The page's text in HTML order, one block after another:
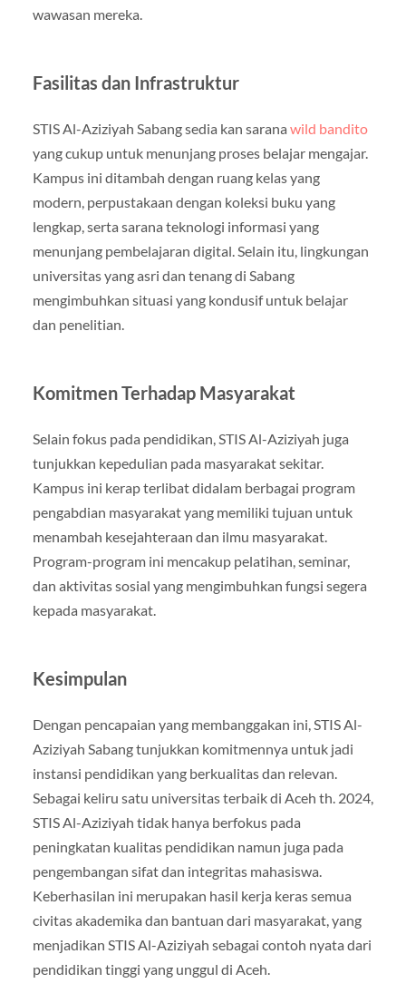
wawasan mereka.
Fasilitas dan Infrastruktur
STIS Al-Aziziyah Sabang sedia kan sarana wild bandito
yang cukup untuk menunjang proses belajar mengajar.
Kampus ini ditambah dengan ruang kelas yang
modern, perpustakaan dengan koleksi buku yang
lengkap, serta sarana teknologi informasi yang
menunjang pembelajaran digital. Selain itu, lingkungan
universitas yang asri dan tenang di Sabang
mengimbuhkan situasi yang kondusif untuk belajar
dan penelitian.
Komitmen Terhadap Masyarakat
Selain fokus pada pendidikan, STIS Al-Aziziyah juga
tunjukkan kepedulian pada masyarakat sekitar.
Kampus ini kerap terlibat didalam berbagai program
pengabdian masyarakat yang memiliki tujuan untuk
menambah kesejahteraan dan ilmu masyarakat.
Program-program ini mencakup pelatihan, seminar,
dan aktivitas sosial yang mengimbuhkan fungsi segera
kepada masyarakat.
Kesimpulan
Dengan pencapaian yang membanggakan ini, STIS Al-
Aziziyah Sabang tunjukkan komitmennya untuk jadi
instansi pendidikan yang berkualitas dan relevan.
Sebagai keliru satu universitas terbaik di Aceh th. 2024,
STIS Al-Aziziyah tidak hanya berfokus pada
peningkatan kualitas pendidikan namun juga pada
pengembangan sifat dan integritas mahasiswa.
Keberhasilan ini merupakan hasil kerja keras semua
civitas akademika dan bantuan dari masyarakat, yang
menjadikan STIS Al-Aziziyah sebagai contoh nyata dari
pendidikan tinggi yang unggul di Aceh.